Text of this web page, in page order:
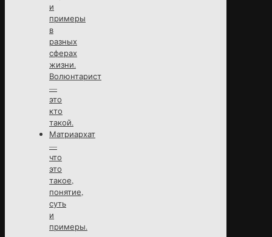
и
примеры
в
разных
сферах
жизни.
Волюнтарист
—
это
кто
такой.
Матриархат
—
что
это
такое,
понятие,
суть
и
примеры.